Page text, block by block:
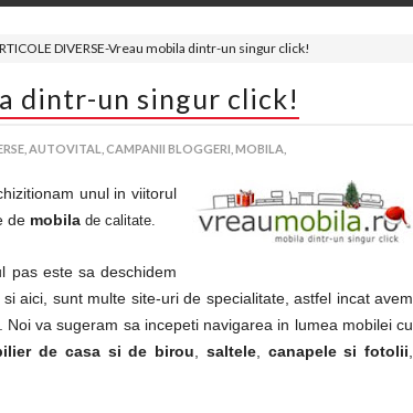
DIVERSE-Vreau mobila dintr-un singur click!
dintr-un singur click!
AUTOVITAL, CAMPANII BLOGGERI, MOBILA,
unul in viitorul
de mobila de calitate.
pas este sa deschidem
aici, sunt multe site-uri de specialitate, astfel incat avem
va sugeram sa incepeti navigarea in lumea mobilei cu
de casa si de birou saltele, canapele si fotolii